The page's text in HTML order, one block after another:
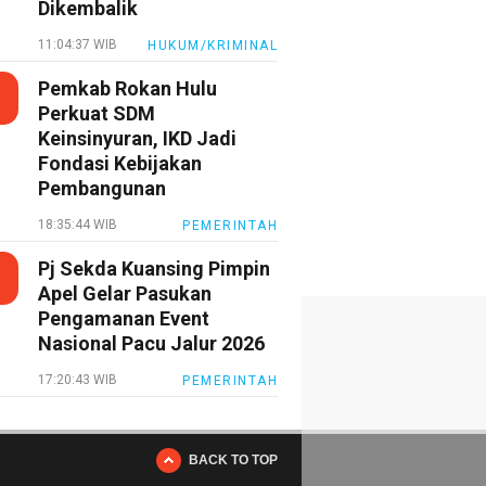
Dikembalik
11:04:37 WIB HUKUM/KRIMINAL
Pemkab Rokan Hulu
Perkuat SDM
Keinsinyuran, IKD Jadi
Fondasi Kebijakan
Pembangunan
18:35:44 WIB PEMERINTAH
Pj Sekda Kuansing Pimpin
Apel Gelar Pasukan
Pengamanan Event
Nasional Pacu Jalur 2026
17:20:43 WIB PEMERINTAH
BACK TO TOP